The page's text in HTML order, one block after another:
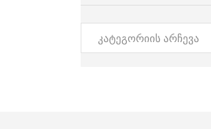
კატეგორიები